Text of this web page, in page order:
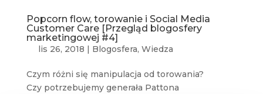
Popcorn flow, torowanie i Social Media
Customer Care [Przegląd blogosfery
marketingowej #4]
lis 26, 2018 | Blogosfera, Wiedza
Czym różni się manipulacja od torowania?
Czy potrzebujemy generała Pattona